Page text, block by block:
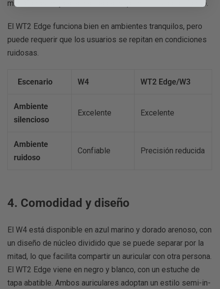
micrófonos mejora la claridad al suprimir el ruido de fondo.
El WT2 Edge funciona bien en ambientes tranquilos, pero
puede requerir que los usuarios se repitan en condiciones
ruidosas.
Escenario W4 WT2 Edge/W3
Ambiente
silencioso
Excelente Excelente
Ambiente
ruidoso
Confiable Precisión reducida
4. Comodidad y diseño
El W4 está disponible en azul marino y dorado arenoso, con
un diseño de núcleo dividido que se puede separar por la
mitad, lo que facilita compartir un auricular con otra persona.
El WT2 Edge viene en negro y blanco, con un estuche de
tapa abatible. Ambos auriculares adoptan un estilo semi-in-